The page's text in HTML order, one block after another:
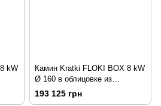
kW
Камин Kratki FLOKI BOX 8 kW
Ø 160 в облицовке из
керамогранита NATURALI
PIETRA DI SAVOIA GRIGIA
193 125 грн